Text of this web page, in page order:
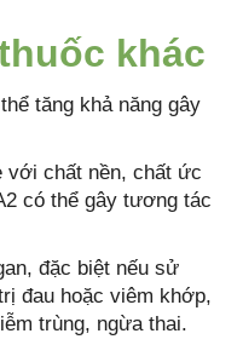
khác
tăng khả năng gây
với chất nền, chất ức
có thể gây tương tác
đặc biệt nếu sử
đau hoặc viêm khớp,
trùng, ngừa thai.